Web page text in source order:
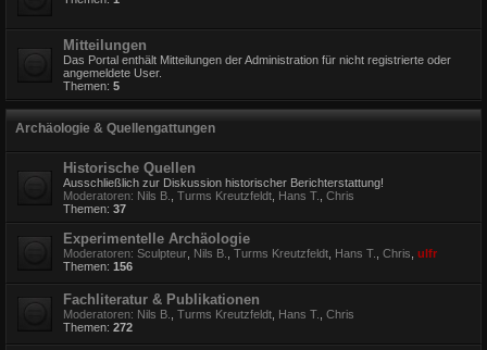
Mitteilungen
Das Portal enthält Mitteilungen der Administration für nicht registrierte oder
angemeldete User.
Themen: 5
Archäologie & Quellengattungen
Historische Quellen
Ausschließlich zur Diskussion historischer Berichterstattung!
Moderatoren: Nils B. Turms Kreutzfeldt Hans T.
Chris
Themen: 37
Experimentelle Archäologie
Moderatoren: Sculpteur Nils B. Turms Kreutzfeldt Hans T. Chris ulfr
Themen: 156
Fachliteratur & Publikationen
Moderatoren: Nils B. Turms Kreutzfeldt Hans T.
Chris
Themen: 272